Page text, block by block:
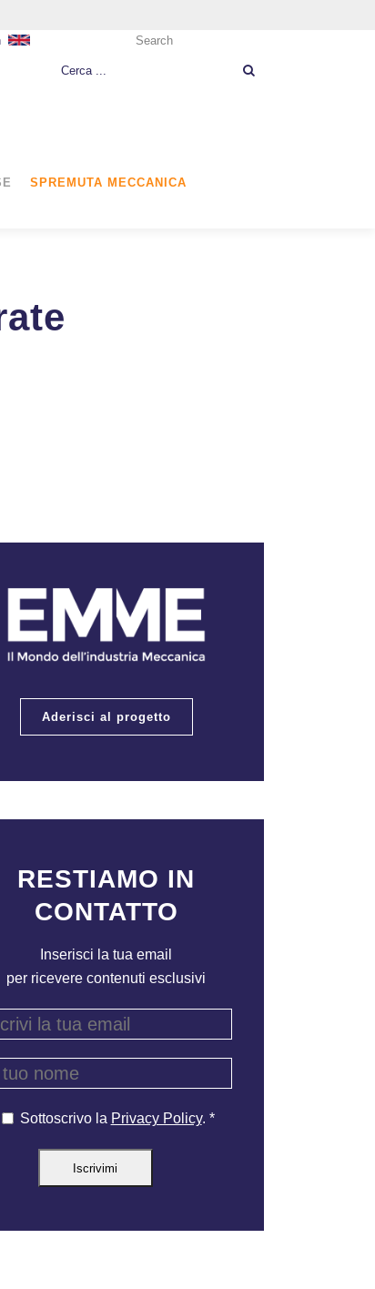
Search
SPREMUTA MECCANICA
Aderisci al progetto
RESTIAMO IN
CONTATTO
Inserisci la tua email
per ricevere contenuti esclusivi
Sottoscrivo la Privacy Policy. *